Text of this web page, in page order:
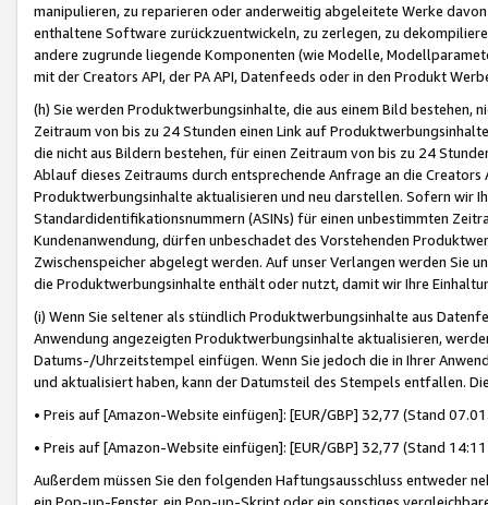
manipulieren, zu reparieren oder anderweitig abgeleitete Werke
enthaltene Software zurückzuentwickeln, zu zerlegen, zu
andere zugrunde liegende Komponenten (wie Modelle,
mit der Creators API, der PA API, Datenfeeds oder in den Produkt
(h) Sie werden Produktwerbungsinhalte, die aus einem Bild bestehen,
Zeitraum von bis zu 24 Stunden einen Link auf
die nicht aus Bildern bestehen, für einen Zeitraum von bis zu 24
Ablauf dieses Zeitraums durch entsprechende Anfrage an die
Produktwerbungsinhalte aktualisieren und neu darstellen. Sofern wir
Standardidentifikationsnummern (ASINs) für einen unbestimmten
Kundenanwendung, dürfen unbeschadet des Vorstehenden
Zwischenspeicher abgelegt werden. Auf unser Verlangen werden Sie
die Produktwerbungsinhalte enthält oder nutzt, damit wir Ihre
(i) Wenn Sie seltener als stündlich Produktwerbungsinhalte aus
Anwendung angezeigten Produktwerbungsinhalte aktualisieren,
Datums-/Uhrzeitstempel einfügen. Wenn Sie jedoch die in Ihrer
und aktualisiert haben, kann der Datumsteil des Stempels entfallen.
• Preis auf [Amazon-Website einfügen]: [EUR/GBP] 32,77 (Stand
• Preis auf [Amazon-Website einfügen]: [EUR/GBP] 32,77 (Stand
Außerdem müssen Sie den folgenden Haftungsausschluss entweder
ein Pop-up-Fenster, ein Pop-up-Skript oder ein sonstiges